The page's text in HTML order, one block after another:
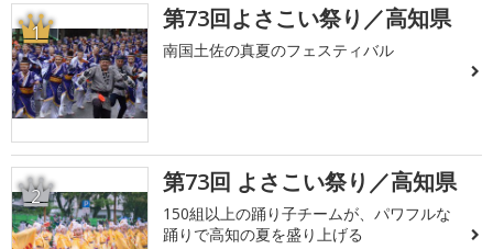
1 第73回よさこい祭り／高知県
南国土佐の真夏のフェスティバル
2 第73回 よさこい祭り／高知県
150組以上の踊り子チームが、パワフルな
踊りで高知の夏を盛り上げる